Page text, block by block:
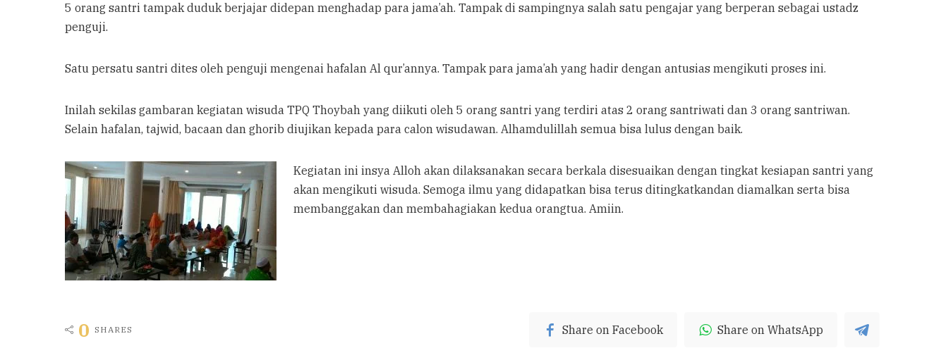
5 orang santri tampak duduk berjajar didepan menghadap para jama’ah. Tampak di sampingnya salah satu pengajar yang berperan sebagai ustadz
penguji.
Satu persatu santri dites oleh penguji mengenai hafalan Al qur’annya. Tampak para jama’ah yang hadir dengan antusias mengikuti proses ini.
Inilah sekilas gambaran kegiatan wisuda TPQ Thoybah yang diikuti oleh 5 orang santri yang terdiri atas 2 orang santriwati dan 3 orang santriwan.
Selain hafalan, tajwid, bacaan dan ghorib diujikan kepada para calon wisudawan. Alhamdulillah semua bisa lulus dengan baik.
Kegiatan ini insya Alloh akan dilaksanakan secara berkala disesuaikan dengan tingkat kesiapan santri yang
akan mengikuti wisuda. Semoga ilmu yang didapatkan bisa terus ditingkatkandan diamalkan serta bisa
membanggakan dan membahagiakan kedua orangtua. Amiin.
0 SHARES Share on Facebook Share on WhatsApp